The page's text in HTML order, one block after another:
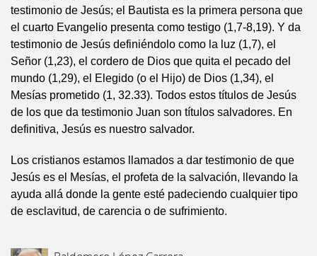
testimonio de Jesús; el Bautista es la primera persona que
el cuarto Evangelio presenta como testigo (1,7-8,19). Y da
testimonio de Jesús definiéndolo como la luz (1,7), el
Señor (1,23), el cordero de Dios que quita el pecado del
mundo (1,29), el Elegido (o el Hijo) de Dios (1,34), el
Mesías prometido (1, 32.33). Todos estos títulos de Jesús
de los que da testimonio Juan son títulos salvadores. En
definitiva, Jesús es nuestro salvador.
Los cristianos estamos llamados a dar testimonio de que
Jesús es el Mesías, el profeta de la salvación, llevando la
ayuda allá donde la gente esté padeciendo cualquier tipo
de esclavitud, de carencia o de sufrimiento.